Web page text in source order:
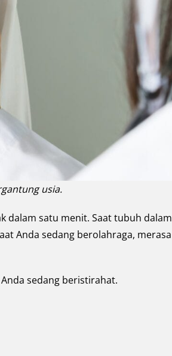
usia.
dalam satu menit. Saat tubuh dalam
Anda sedang berolahraga, merasa
sedang beristirahat.